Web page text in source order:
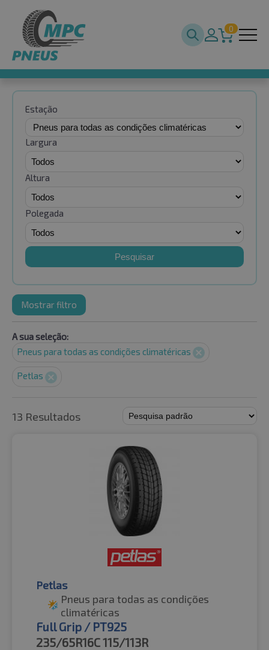
0
Estação
Largura
Altura
Polegada
Pesquisar
Mostrar filtro
A sua seleção:
Pneus para todas as condições climatéricas
Petlas
13 Resultados
Petlas
Pneus para todas as condições
climatéricas
Full Grip / PT925
235/65R16C115/113R